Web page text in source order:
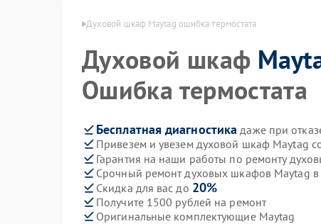
Духовой шкаф Maytag ошибка термостата
Духовой шкаф
Ошибка термостата
Бесплатная диагностика даже при
Привезем и увезем духовой шкаф Maytag
Гарантия на наши работы по ремонту
Срочный ремонт духовых шкафов Maytag в
Скидка для вас до 20%
Получите 1500 рублей на ремонт
Оригинальные комплектующие Maytag